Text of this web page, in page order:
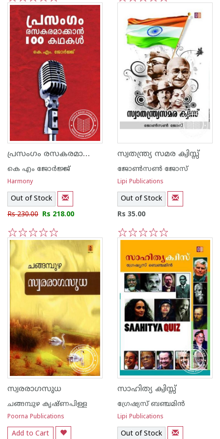
5
4
3
2
1
പ്രസംഗം രസകരമാക്കാ‌ന്‍ 100 കഥകള്‍
കെ എം ജോര്‍ജ്ജ്
Harmony
Out of Stock
Rs 230.00 Rs 218.00
5
4
3
2
1
സ്വതന്ത്ര്യ സമര ക്വിസ്സ്
ജോണ്‍സണ്‍ ജോസ്
Lipi Publications
Out of Stock
Rs 35.00
5
4
3
2
1
സ്വരരാഗസുധ
ചങ്ങമ്പുഴ കൃഷ്ണപിള്ള
Poorna Publications
Add to Cart
സാഹിത്യ ക്വിസ്സ്
ഗ്രേഷ്യസ്‌ ബഞ്ചമിന്‍
Lipi Publications
Out of Stock